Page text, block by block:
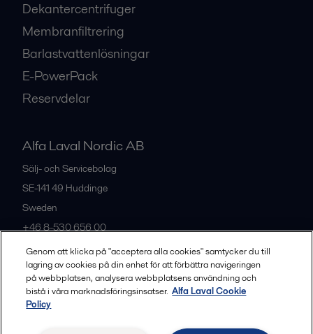
Dekantercentrifuger
Membranfiltrering
Barlastvattenlösningar
E-PowerPack
Reservdelar
Alfa Laval Nordic AB
Sälj- och Servicebolag
SE-141 49 Huddinge
Sweden
+46 8-530 656 00
Alla kontor och partners
Legal terms and conditions
Genom att klicka på "acceptera alla cookies" samtycker du till
lagring av cookies på din enhet för att förbättra navigeringen
på webbplatsen, analysera webbplatsens användning och
bistå i våra marknadsföringsinsatser. Alfa Laval Cookie
Policy